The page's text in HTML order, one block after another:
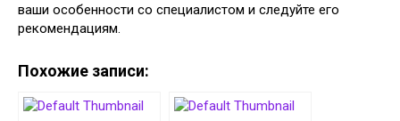
ваши особенности со специалистом и следуйте его
рекомендациям.
Похожие записи: